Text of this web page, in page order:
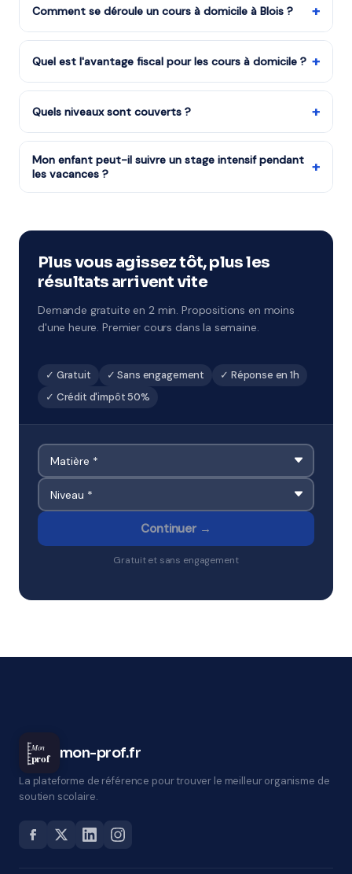
vous met en relation avec notre organisme partenaire
d'une heure. Service gratuit et sans engagement.
Comment se déroule un cours à domicile à Blois ? +
Le professeur arrive à votre domicile à Blois avec tout
le matériel nécessaire. La séance dure généralement 1h
confiance.
Quel est l'avantage fiscal pour les cours à domicile ? +
L'État rembourse la moitié du coût des cours à
domicile grâce au crédit d'impôt services à la personne
crédit d'impôt est disponible dès le premier cours.
Quels niveaux sont couverts ? +
Tous les niveaux : CP au CM2, 6ème à 3ème, Seconde à
Terminale, études supérieures et adultes.
Mon enfant peut-il suivre un stage intensif pendant
les vacances ?
+
ciblé. À Blois et environs.
Plus vous agissez tôt, plus les
résultats arrivent vite
Demande gratuite en 2 min. Propositions en moins
d'une heure. Premier cours dans la semaine.
✓ Gratuit ✓ Sans engagement
✓ Réponse en 1h
✓ Crédit d'impôt 50%
Continuer →
Gratuit et sans engagement
Mon
prof mon-prof.fr
La plateforme de référence pour trouver le meilleur organisme de
soutien scolaire.